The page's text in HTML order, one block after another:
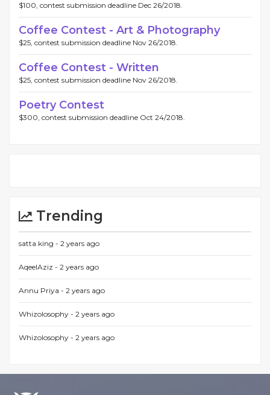
$100, contest submission deadline Dec 26/2018.
Coffee Contest - Art & Photography
$25, contest submission deadline Nov 26/2018.
Coffee Contest - Written
$25, contest submission deadline Nov 26/2018.
Poetry Contest
$300, contest submission deadline Oct 24/2018.
Trending
satta king - 2 years ago
AqeelAziz - 2 years ago
Annu Priya - 2 years ago
Whizolosophy - 2 years ago
Whizolosophy - 2 years ago